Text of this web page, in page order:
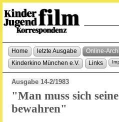
Home letzte Ausgabe Online-
Kinderkino München e.V.
Links
Ausgabe 14-2/1983
"Man muss sich
bewahren"